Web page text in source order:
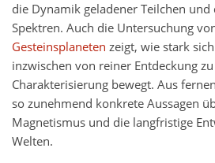
die Dynamik geladener Teilchen
Spektren. Auch die Untersuchung
Gesteinsplaneten zeigt, wie stark
inzwischen von reiner Entdeckung
Charakterisierung bewegt. Aus
so zunehmend konkrete Aussagen
Magnetismus und die langfristige
Welten.